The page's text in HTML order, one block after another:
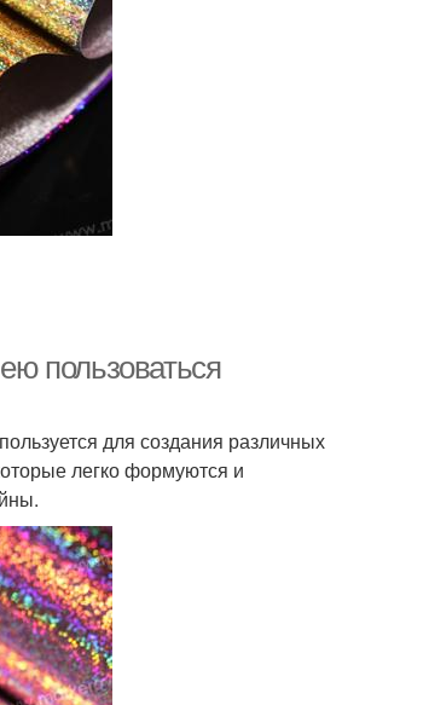
пользоваться
для создания различных
легко формуются и